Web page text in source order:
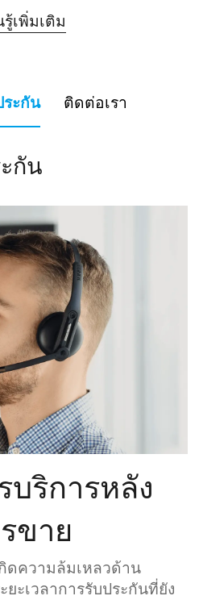
รู้เพิ่มเติม
ะกัน ติดต่อเรา
กัน
ริการหลัง
ขาย
ความล้มเหลวด้าน
ะเวลาการรับประกันที่ยัง